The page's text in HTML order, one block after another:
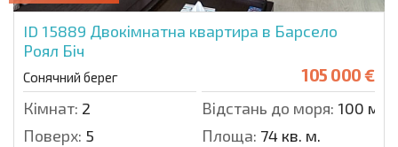
ID 15889 Двокімнатна квартира в Барсело
Роял Біч
Сонячний берег 105 000 €
Кімнат: 2 Відстань до моря: 100 м.
Поверх: 5 Площа: 74 кв. м.